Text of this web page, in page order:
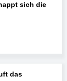
sich die
das